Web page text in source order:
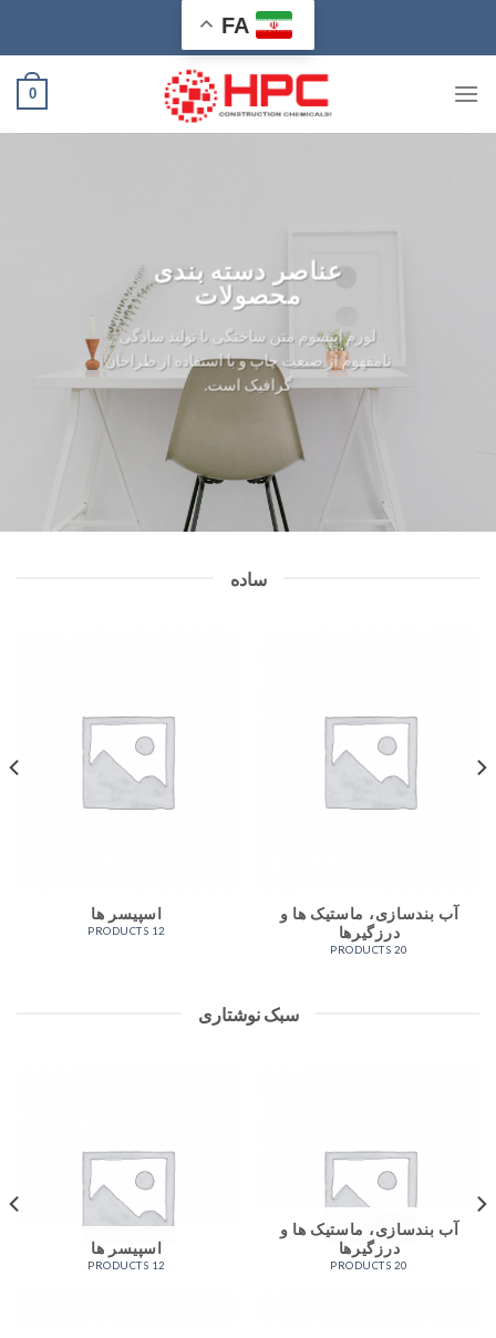
FA
0
عناصر دسته بندی
محصولات
لورم ایپسوم متن ساختگی با تولید سادگی
نامفهوم از صنعت چاپ و با استفاده از طراحان
گرافیک است.
ساده
آب بندسازی، ماستیک ها و
درزگیرها
20 PRODUCTS
اسپیسر ها
12 PRODUCTS
سبک نوشتاری
آب بندسازی، ماستیک ها و
درزگیرها
20 PRODUCTS
اسپیسر ها
12 PRODUCTS